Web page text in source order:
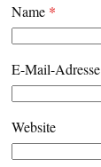
Name *
E-Mail-Adresse
Website